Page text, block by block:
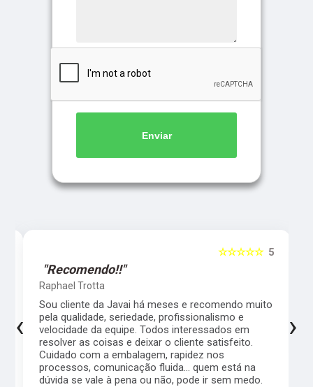
Enviar
5
☆☆☆☆☆
"Recomendo!!"
Raphael Trotta
Sou cliente da Javai há meses e recomendo muito
pela qualidade, seriedade, profissionalismo e
velocidade da equipe. Todos interessados em
resolver as coisas e deixar o cliente satisfeito.
Cuidado com a embalagem, rapidez nos
processos, comunicação fluida... quem está na
dúvida se vale à pena ou não, pode ir sem medo.
‹ ›